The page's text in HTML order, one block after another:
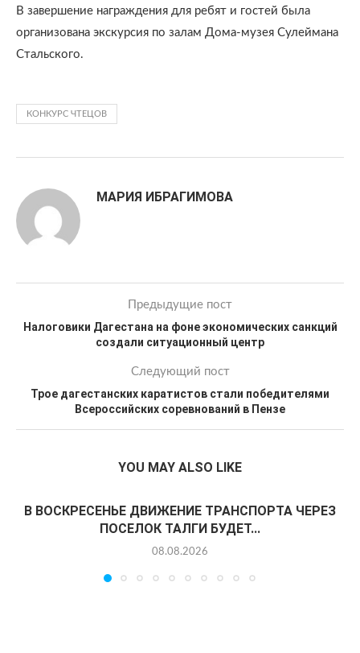
В завершение награждения для ребят и гостей была
организована экскурсия по залам Дома-музея Сулеймана
Стальского.
КОНКУРС ЧТЕЦОВ
МАРИЯ ИБРАГИМОВА
Предыдущие пост
Налоговики Дагестана на фоне экономических санкций
создали ситуационный центр
Следующий пост
Трое дагестанских каратистов стали победителями
Всероссийских соревнований в Пензе
YOU MAY ALSO LIKE
В ВОСКРЕСЕНЬЕ ДВИЖЕНИЕ ТРАНСПОРТА ЧЕРЕЗ
ПОСЕЛОК ТАЛГИ БУДЕТ...
08.08.2026